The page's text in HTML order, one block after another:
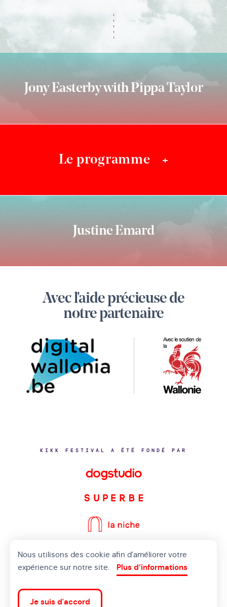
Jony Easterby with Pippa Taylor
Le programme +
Justine Emard
Avec l'aide précieuse de
notre partenaireDigital
KIKK FESTIVAL A ÉTÉ FONDÉ PAR
©2020 KIKK ASBL
CONTACTEZ-NOUS
Nous utilisons des cookie afin d’améliorer votre
expérience sur notre site.
Plus d’informations
Je suis d'accord